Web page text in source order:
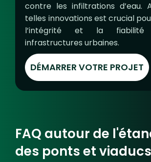
contre les infiltrations d’eau.
telles innovations est crucial
l’intégrité et la
infrastructures urbaines.
DÉMARRER VOTRE PROJET
FAQ autour de
des ponts et viaducs